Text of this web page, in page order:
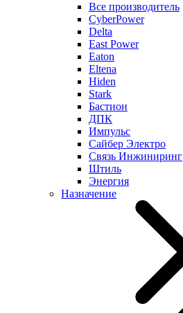
Все производитель
CyberPower
Delta
East Power
Eaton
Eltena
Hiden
Stark
Бастион
ДПК
Импульс
Сайбер Электро
Связь Инжиниринг
Штиль
Энергия
Назначение